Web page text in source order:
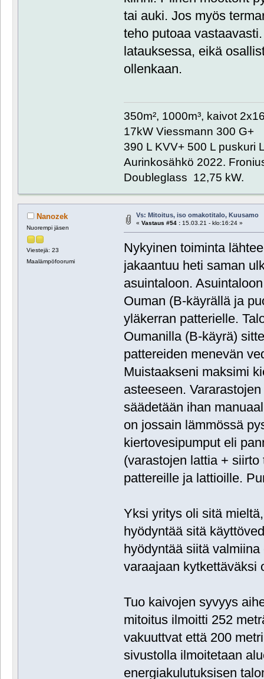
tai auki. Jos myös
teho putoaa
latauksessa, eikä
ollenkaan.
350m², 1000m³, kaivot
17kW Viessmann 300 G+
390 L KVV+ 500 L puskuri
Aurinkosähkö 2022.
Doubleglass 12,75 kW.
Nanozek
Nuorempi jäsen
Viestejä: 23
Maalämpöfoorumi
Vs: Mitoitus, iso omakotitalo, Kuusamo
« Vastaus #54 :15.03.21 - klo:16:24 »
Nykyinen toiminta
jakaantuu heti saman
asuintaloon.
Ouman (B-käyrällä ja
yläkerran patterielle.
Oumanilla (B-käyrä)
pattereiden menevän
Muistaakseni maksimi
asteeseen.
säädetään ihan
on jossain lämmössä
kiertovesipumput eli
(varastojen lattia +
pattereille ja lattioille.
Yksi yritys oli sitä
hyödyntää sitä
hyödyntää siitä
varaajaan kytkettäväksi
Tuo kaivojen syvyys
mitoitus ilmoitti 252
vakuuttvat että 200
sivustolla ilmoitetaan
energiakulutuksisen